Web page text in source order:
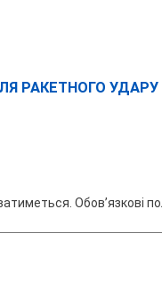
РАКЕТНОГО
Обов’язкові